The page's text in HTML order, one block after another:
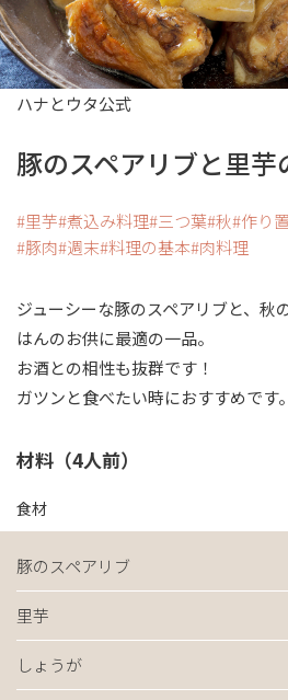
ハナとウタ公式
豚のスペアリブと里芋
里芋 煮込み料理 三つ葉 秋 作り
豚肉 週末 料理の基本 肉料理
ジューシーな豚のスペアリブと、秋
はんのお供に最適の一品。
お酒との相性も抜群です！
ガツンと食べたい時におすすめです。
材料（4人前）
食材
豚のスペアリブ
里芋
しょうが